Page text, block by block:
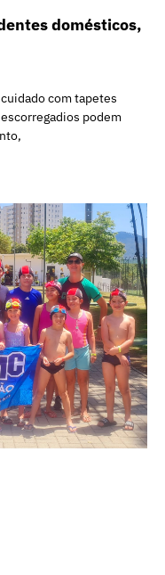
domésticos,
com tapetes
podem